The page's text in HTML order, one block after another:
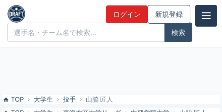
山脇 匠人（中部学院大）の特徴とドラフト評価 | ドラフト候補とみん
なの評価
ドラフト候補とみんなの評価 ログイン 新規登録
TOP 大学生 投手
山脇 匠人